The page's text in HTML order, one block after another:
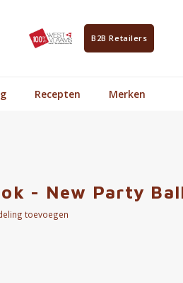
B2B Retailers
Recepten Merken
- New Party
toevoegen